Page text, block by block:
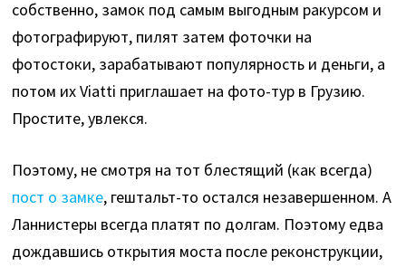
собственно, замок под самым выгодным ракурсом и
фотографируют, пилят затем фоточки на
фотостоки, зарабатывают популярность и деньги, а
потом их Viatti приглашает на фото-тур в Грузию.
Простите, увлекся.
Поэтому, не смотря на тот блестящий (как всегда)
пост о замке, гештальт-то остался незавершенном. А
Ланнистеры всегда платят по долгам. Поэтому едва
дождавшись открытия моста после реконструкции,